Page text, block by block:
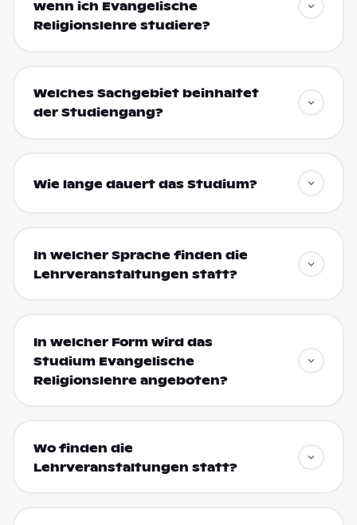
wenn ich Evangelische
Religionslehre studiere?
Welches Sachgebiet beinhaltet
der Studiengang?
Wie lange dauert das Studium?
In welcher Sprache finden die
Lehrveranstaltungen statt?
In welcher Form wird das
Studium Evangelische
Religionslehre angeboten?
Wo finden die
Lehrveranstaltungen statt?